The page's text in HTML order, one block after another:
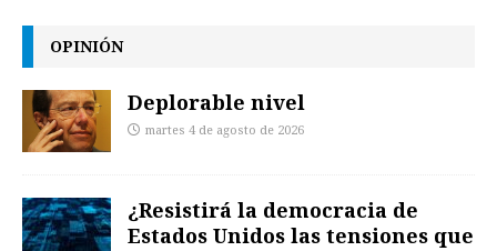
OPINIÓN
Deplorable nivel
martes 4 de agosto de 2026
¿Resistirá la democracia de
Estados Unidos las tensiones que